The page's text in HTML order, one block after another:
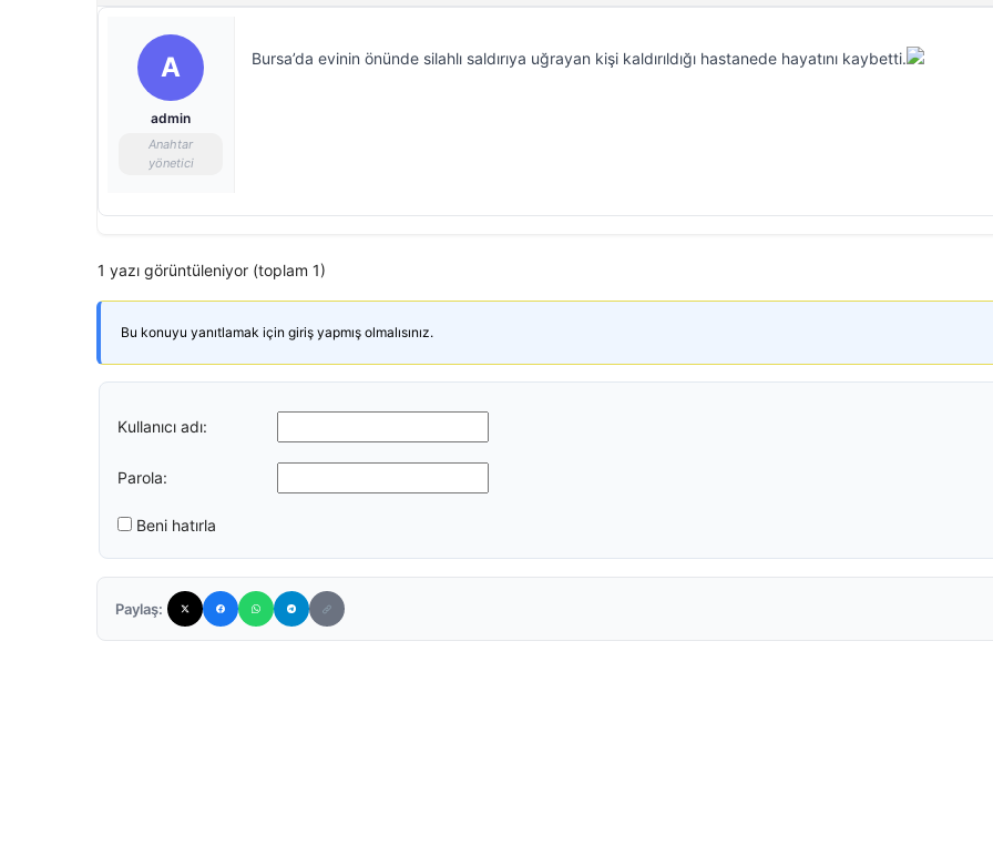
A
admin
Anahtar
yönetici
Bursa’da evinin önünde silahlı saldırıya uğrayan kişi kaldırıldığı hastanede hayatını kaybetti.
1 yazı görüntüleniyor (toplam 1)
Bu konuyu yanıtlamak için giriş yapmış olmalısınız.
Kullanıcı adı:
Parola:
Beni hatırla
Paylaş: